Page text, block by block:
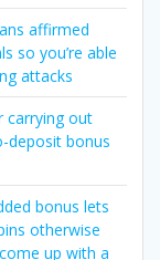
affirmed
so you’re able
attacks
carrying out
deposit bonus
bonus lets
otherwise
up with a